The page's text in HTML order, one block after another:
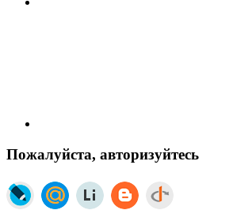
Пожалуйста, авторизуйтесь